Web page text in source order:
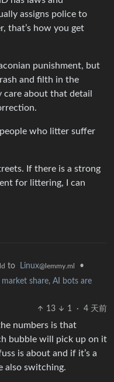
assigns police to
that’s how you get
punishment, but
and filth in the
care about that detail
who litter suffer
If there is a strong
for littering, I can
to Linux@lemmy.ml
•
share, AI bots are
13
1 · 4 天前
numbers is that
bubble will pick up on it
is about and if it’s a
also switching.